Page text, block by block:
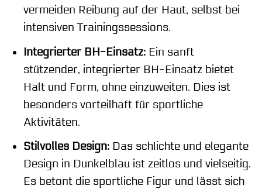
vermeiden Reibung auf der Haut, selbst bei
intensiven Trainingssessions.
Integrierter BH-Einsatz:Ein sanft
stützender, integrierter BH-Einsatz bietet
Halt und Form, ohne einzuweiten. Dies ist
besonders vorteilhaft für sportliche
Aktivitäten.
Stilvolles Design:Das schlichte und elegante
Design in Dunkelblau ist zeitlos und vielseitig.
Es betont die sportliche Figur und lässt sich